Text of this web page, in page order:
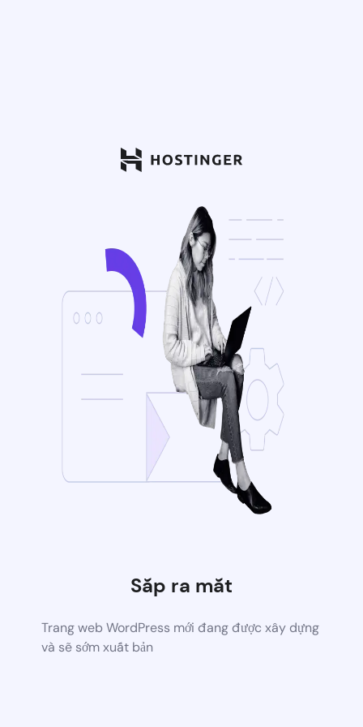
Sắp ra mắt
Trang web WordPress mới đang được xây dựng
và sẽ sớm xuất bản